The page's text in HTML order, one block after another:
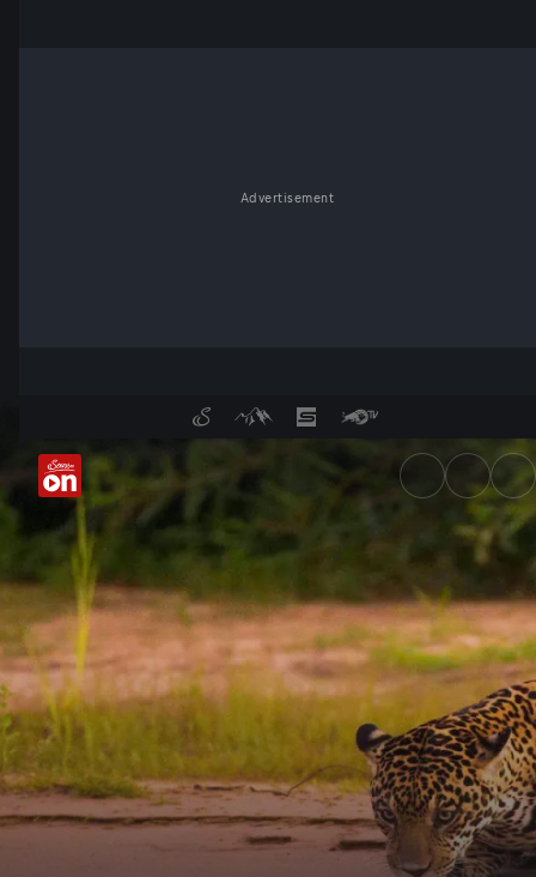
Advertisement
Brasilien - Welt des Wassers